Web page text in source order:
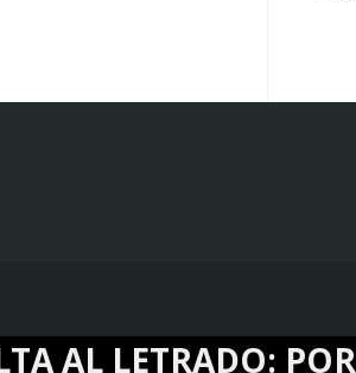
LETRADO: POR LA